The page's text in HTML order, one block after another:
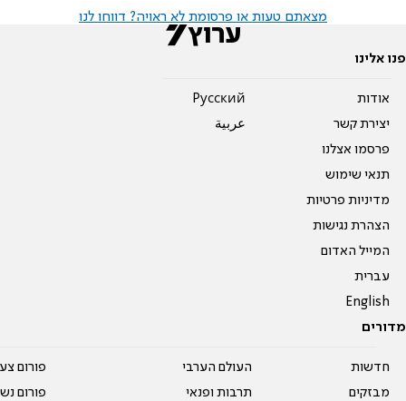
מצאתם טעות או פרסומת לא ראויה? דווחו לנו
פנו אלינו
אודות
יצירת קשר
פרסמו אצלנו
תנאי שימוש
מדיניות פרטיות
הצהרת נגישות
המייל האדום
עברית
English
Pусский
عربية
מדורים
חדשות
מבזקים
העולם הערבי
תרבות ופנאי
פורום
פורום